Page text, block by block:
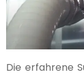
Die erfahrene